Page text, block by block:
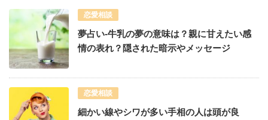
恋愛相談
夢占い-牛乳の夢の意味は？親に甘えたい感
情の表れ？隠された暗示やメッセージ
恋愛相談
細かい線やシワが多い手相の人は頭が良